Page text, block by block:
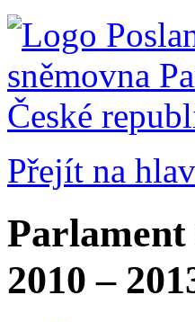
Přejít na
Parlament
2010 –